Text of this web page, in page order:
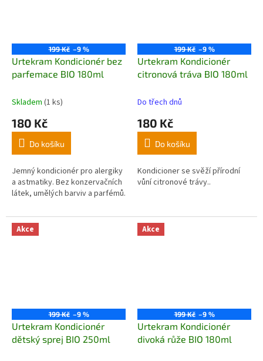
199 Kč –9 %
Urtekram Kondicionér bez
parfemace BIO 180ml
Skladem (1 ks)
180 Kč
Do košíku
Jemný kondicionér pro alergiky
a astmatiky. Bez konzervačních
látek, umělých barviv a parfémů.
199 Kč –9 %
Urtekram Kondicionér
citronová tráva BIO 180ml
Do třech dnů
180 Kč
Do košíku
Kondicioner se svěží přírodní
vůní citronové trávy..
Akce
199 Kč –9 %
Urtekram Kondicionér
dětský sprej BIO 250ml
Akce
199 Kč –9 %
Urtekram Kondicionér
divoká růže BIO 180ml